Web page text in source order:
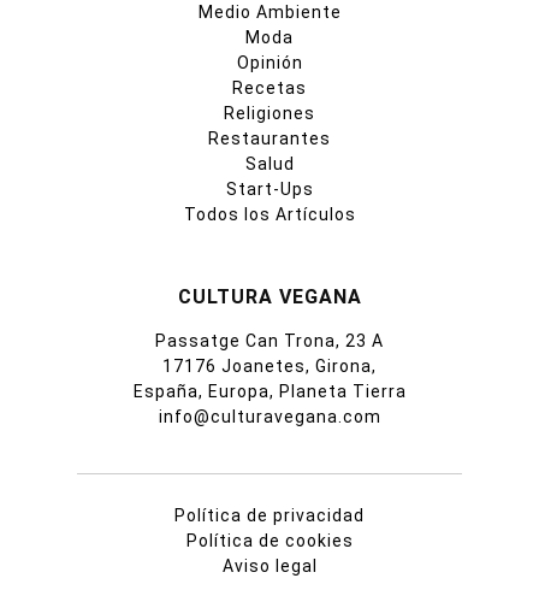
Medio Ambiente
Moda
Opinión
Recetas
Religiones
Restaurantes
Salud
Start-Ups
Todos los Artículos
CULTURA VEGANA
Passatge Can Trona, 23 A
17176 Joanetes, Girona,
España, Europa, Planeta Tierra
info@culturavegana.com
Política de privacidad
Política de cookies
Aviso legal